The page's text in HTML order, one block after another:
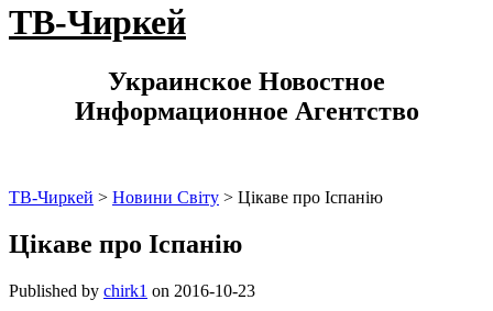
ТВ-Чиркей
Украинское Новостное
Информационное Агентство
ТВ-Чиркей > Новини Світу > Цікаве про Іспанію
Цікаве про Іспанію
Published by chirk1 on 2016-10-23